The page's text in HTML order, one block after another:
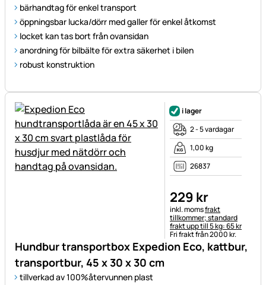
bärhandtag för enkel transport
öppningsbar lucka/dörr med galler för enkel åtkomst
locket kan tas bort från ovansidan
anordning för bilbälte för extra säkerhet i bilen
robust konstruktion
Hundbur transportbox Expedion Eco, kattbur,
transportbur, 45 x 30 x 30 cm
tillverkad av 100%återvunnen plast
i lager
2 - 5 vardagar
1,00 kg
26837
229 kr
Skatteinformation:
inkl. momsfrakt
tillkommer; standard
frakt upp till 5 kg: 65 kr
Fri frakt från 2000 kr.